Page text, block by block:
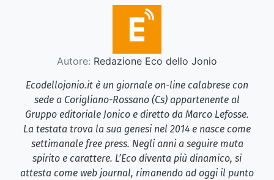
Autore: Redazione Eco dello Jonio
Ecodellojonio.it è un giornale on-line calabrese con
sede a Corigliano-Rossano (Cs) appartenente al
Gruppo editoriale Jonico e diretto da Marco Lefosse.
La testata trova la sua genesi nel 2014 e nasce come
settimanale free press. Negli anni a seguire muta
spirito e carattere. L’Eco diventa più dinamico, si
attesta come web journal, rimanendo ad oggi il punto